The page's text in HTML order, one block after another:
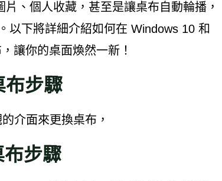
、個人收藏，甚至是讓桌布自動輪播，
以下將詳細介紹如何在 Windows 10 和
讓你的桌面煥然一新！
步驟
介面來更換桌布，
步驟